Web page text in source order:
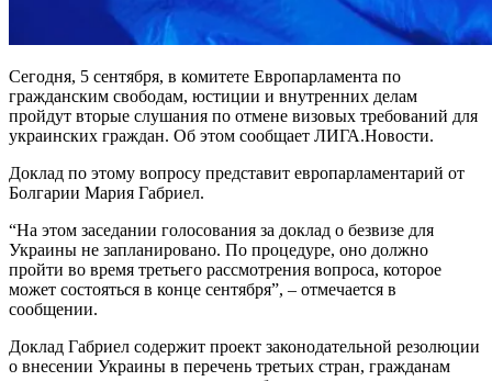
Сегодня, 5 сентября, в комитете Европарламента по
гражданским свободам, юстиции и внутренних делам
пройдут вторые слушания по отмене визовых требований для
украинских граждан. Об этом сообщает ЛИГА.Новости.
Доклад по этому вопросу представит европарламентарий от
Болгарии Мария Габриел.
“На этом заседании голосования за доклад о безвизе для
Украины не запланировано. По процедуре, оно должно
пройти во время третьего рассмотрения вопроса, которое
может состояться в конце сентября”, – отмечается в
сообщении.
Доклад Габриел содержит проект законодательной резолюции
о внесении Украины в перечень третьих стран, гражданам